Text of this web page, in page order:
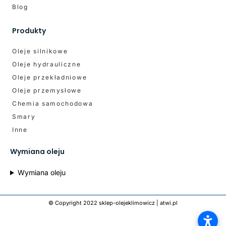
Blog
Produkty
Oleje silnikowe
Oleje hydrauliczne
Oleje przekładniowe
Oleje przemysłowe
Chemia samochodowa
Smary
Inne
Wymiana oleju
Wymiana oleju
© Copyright 2022 sklep-olejeklimowicz | atwi.pl